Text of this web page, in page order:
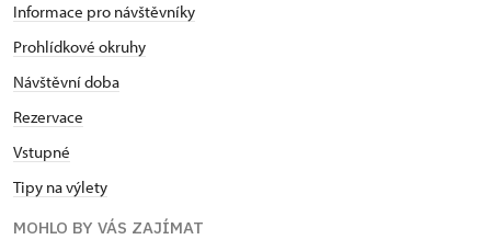
Informace pro návštěvníky
Prohlídkové okruhy
Návštěvní doba
Rezervace
Vstupné
Tipy na výlety
MOHLO BY VÁS ZAJÍMAT